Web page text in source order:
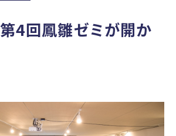
4回鳳雛ゼミが開か